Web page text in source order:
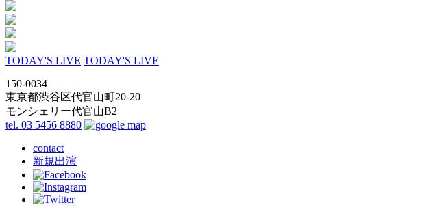
TODAY'S LIVE TODAY'S LIVE
150-0034
東京都渋谷区代官山町20-20
モンシェリー代官山B2
tel. 03 5456 8880
contact
新規出演